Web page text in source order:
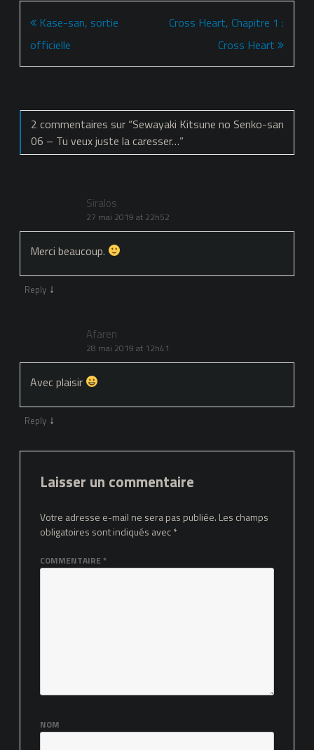
Navigation
de
l’article
Kase-san, sortie
officielle
Cross Heart, Chapitre 1 :
Cross Heart
2 commentaires sur “Sewayaki Kitsune no Senko-san
06 – Tu veux juste la caresser…”
Siralos
27 mai 2019 at 22h52
Merci beaucoup.
Reply ↓
Afaren
28 mai 2019 at 12h41
Avec plaisir
Reply ↓
Laisser un commentaire
Votre adresse e-mail ne sera pas publiée. Les champs
obligatoires sont indiqués avec*
COMMENTAIRE *
NOM